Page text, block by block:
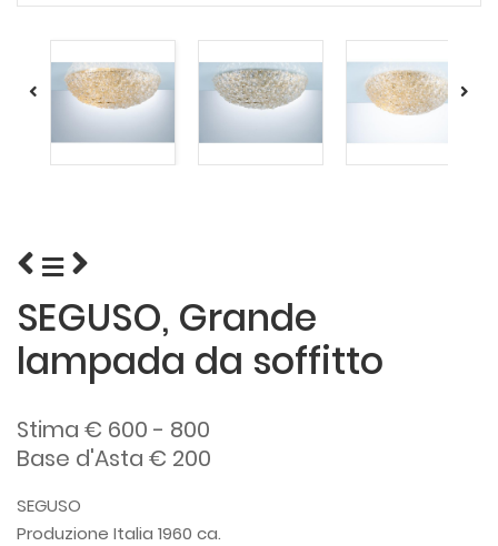
SEGUSO, Grande
lampada da soffitto
Stima € 600 - 800
Base d'Asta € 200
SEGUSO
Produzione Italia 1960 ca.